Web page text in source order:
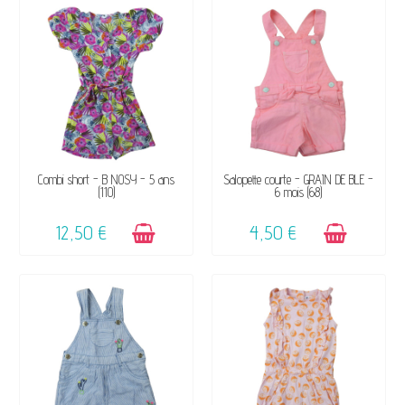
DISPONIBLE
Combi short - B NOSY - 5 ans
(110)
12,50 €
DISPONIBLE
Salopette courte - GRAIN DE BLÉ -
6 mois (68)
4,50 €